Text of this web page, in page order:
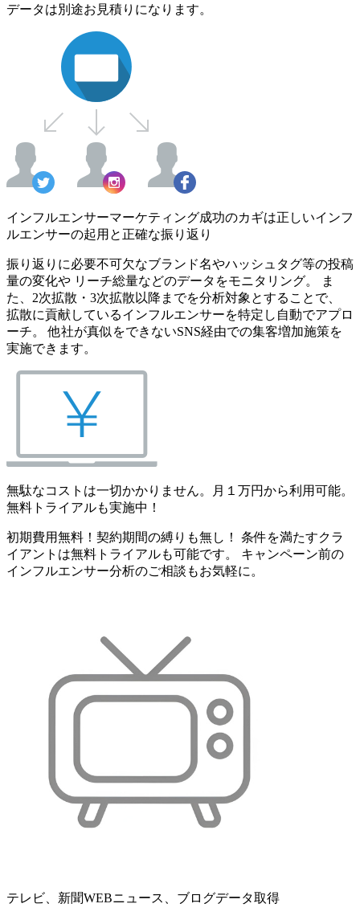
データは別途お見積りになります。
インフルエンサーマーケティング成功のカギは正しいインフ
ルエンサーの起用と正確な振り返り
振り返りに必要不可欠なブランド名やハッシュタグ等の投稿
量の変化や リーチ総量などのデータをモニタリング。 ま
た、2次拡散・3次拡散以降までを分析対象とすることで、
拡散に貢献しているインフルエンサーを特定し自動でアプロ
ーチ。 他社が真似をできないSNS経由での集客増加施策を
実施できます。
無駄なコストは一切かかりません。月１万円から利用可能。
無料トライアルも実施中！
初期費用無料！契約期間の縛りも無し！ 条件を満たすクラ
イアントは無料トライアルも可能です。 キャンペーン前の
インフルエンサー分析のご相談もお気軽に。
テレビ、新聞WEBニュース、ブログデータ取得